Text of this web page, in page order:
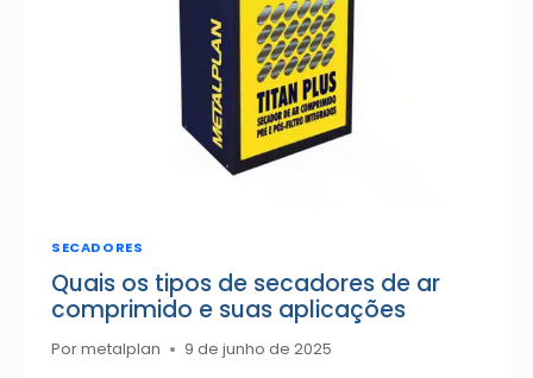
REDUZIR
CUSTOS
CONTA
ENERGIA
SECADORES
Quais os tipos de secadores de ar
comprimido e suas aplicações
Pormetalplan 9 de junho de 2025